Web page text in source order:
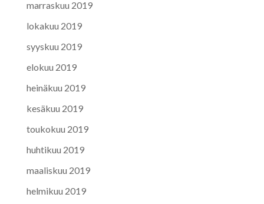
marraskuu 2019
lokakuu 2019
syyskuu 2019
elokuu 2019
heinäkuu 2019
kesäkuu 2019
toukokuu 2019
huhtikuu 2019
maaliskuu 2019
helmikuu 2019